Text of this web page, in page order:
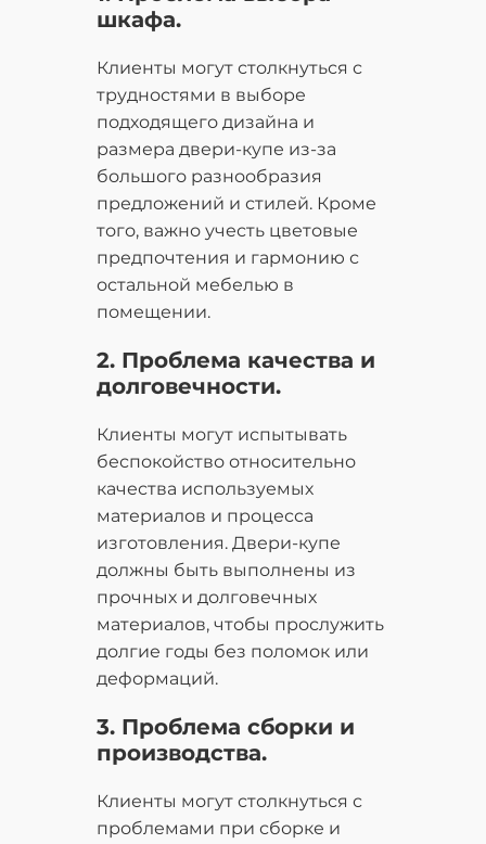
шкафа.
Клиенты могут столкнуться с
трудностями в выборе
подходящего дизайна и
размера двери-купе из-за
большого разнообразия
предложений и стилей. Кроме
того, важно учесть цветовые
предпочтения и гармонию с
остальной мебелью в
помещении.
2. Проблема качества и
долговечности.
Клиенты могут испытывать
беспокойство относительно
качества используемых
материалов и процесса
изготовления. Двери-купе
должны быть выполнены из
прочных и долговечных
материалов, чтобы прослужить
долгие годы без поломок или
деформаций.
3. Проблема сборки и
производства.
Клиенты могут столкнуться с
проблемами при сборке и